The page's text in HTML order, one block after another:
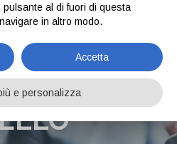
AL
DI
al di fuori di questa
in altro modo.
Accetta
e personalizza